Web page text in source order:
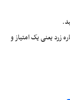
زرد یعنی یک امتیاز و